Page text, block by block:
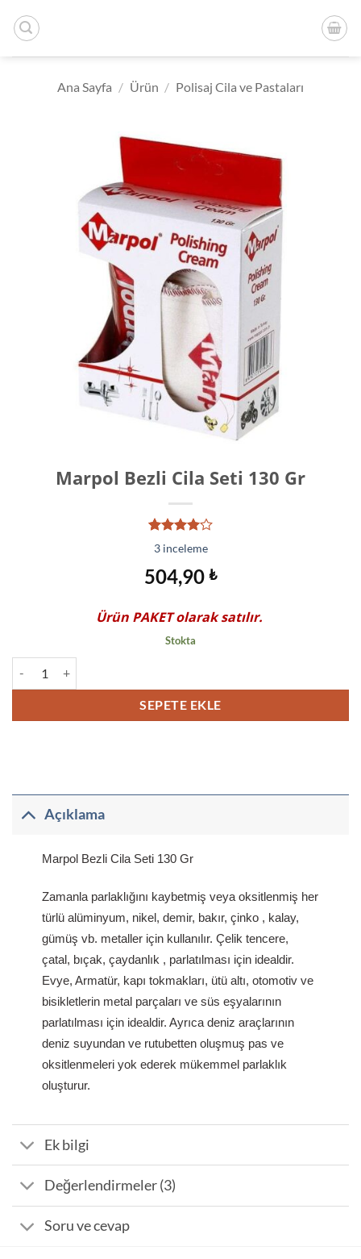
atla
Ana Sayfa / Ürün / Polisaj Cila ve Pastaları
Marpol Bezli Cila Seti 130 Gr
müşteri
puanına
dayanarak
5
puan aldı
3inceleme
504,90 ₺
Ürün PAKET olarak satılır.
Stokta
SEPETE EKLE
Açıklama
Marpol Bezli Cila Seti 130 Gr
Zamanla parlaklığını kaybetmiş veya oksitlenmiş her
türlü alüminyum, nikel, demir, bakır, çinko , kalay,
gümüş vb. metaller için kullanılır. Çelik tencere,
çatal, bıçak, çaydanlık , parlatılması için idealdir.
Evye, Armatür, kapı tokmakları, ütü altı, otomotiv ve
bisikletlerin metal parçaları ve süs eşyalarının
parlatılması için idealdir. Ayrıca deniz araçlarının
deniz suyundan ve rutubetten oluşmuş pas ve
oksitlenmeleri yok ederek mükemmel parlaklık
oluşturur.
Ek bilgi
Değerlendirmeler (3)
Soru ve cevap